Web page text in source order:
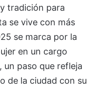
tradición para
se vive con más
se marca por la
en un cargo
paso que refleja
de la ciudad con su